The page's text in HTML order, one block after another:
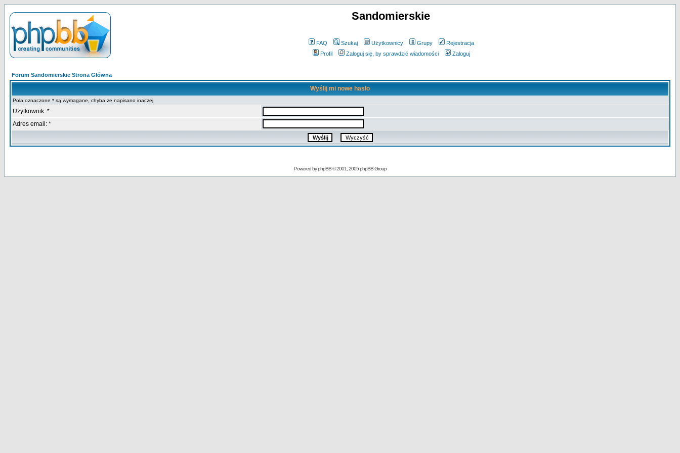
Sandomierskie
FAQ Szukaj Użytkownicy Grupy
Rejestracja
Profil
Zaloguj się, by sprawdzić wiadomości Zaloguj
Forum Sandomierskie Strona Główna
Wyślij mi nowe hasło
Pola oznaczone * są wymagane, chyba że napisano inaczej
Użytkownik: *
Adres email: *
Powered byphpBB© 2001, 2005 phpBB Group